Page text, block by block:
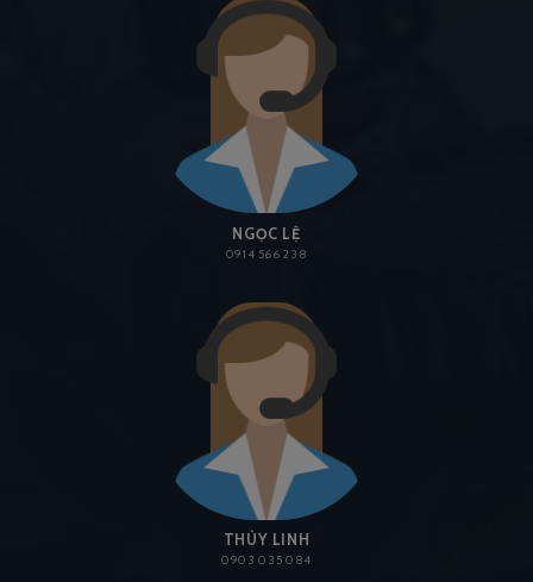
NGỌC LỆ
0914 566 238
THÙY LINH
0903 035 084